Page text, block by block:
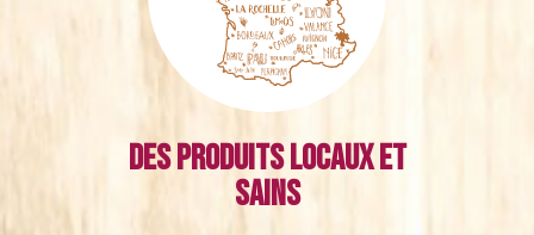
Des produits locaux et
sains